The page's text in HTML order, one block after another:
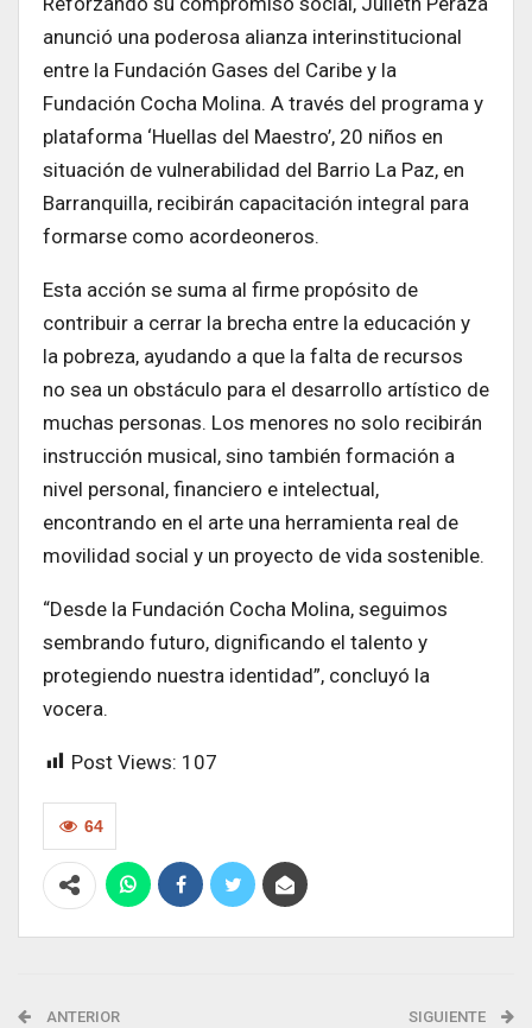
anunció una poderosa alianza interinstitucional
entre la Fundación Gases del Caribe y la
Fundación Cocha Molina. A través del programa y
plataforma ‘Huellas del Maestro’, 20 niños en
situación de vulnerabilidad del Barrio La Paz, en
Barranquilla, recibirán capacitación integral para
formarse como acordeoneros.
Esta acción se suma al firme propósito de
contribuir a cerrar la brecha entre la educación y
la pobreza, ayudando a que la falta de recursos
no sea un obstáculo para el desarrollo artístico de
muchas personas. Los menores no solo recibirán
instrucción musical, sino también formación a
nivel personal, financiero e intelectual,
encontrando en el arte una herramienta real de
movilidad social y un proyecto de vida sostenible.
“Desde la Fundación Cocha Molina, seguimos
sembrando futuro, dignificando el talento y
protegiendo nuestra identidad”, concluyó la
vocera.
Post Views: 107
64
ANTERIOR SIGUIENTE